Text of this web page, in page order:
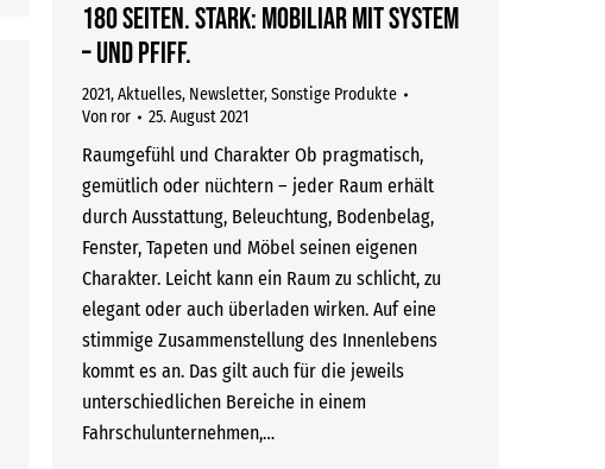
180 Seiten. Stark: Mobiliar mit System
– und Pfiff.
2021,Aktuelles, Newsletter,Sonstige Produkte
Von ror 25. August 2021
Raumgefühl und Charakter Ob pragmatisch,
gemütlich oder nüchtern – jeder Raum erhält
durch Ausstattung, Beleuchtung, Bodenbelag,
Fenster, Tapeten und Möbel seinen eigenen
Charakter. Leicht kann ein Raum zu schlicht, zu
elegant oder auch überladen wirken. Auf eine
stimmige Zusammenstellung des Innenlebens
kommt es an. Das gilt auch für die jeweils
unterschiedlichen Bereiche in einem
Fahrschulunternehmen,…